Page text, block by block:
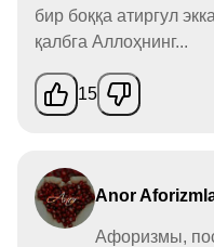
бир боққа атиргул
қалбга Аллоҳнинг...
15
Anor
Афоризмы,